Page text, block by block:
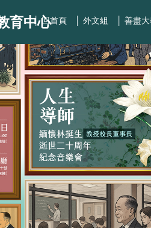
育中心│ 回首頁 │ 外文組 │ 善盡